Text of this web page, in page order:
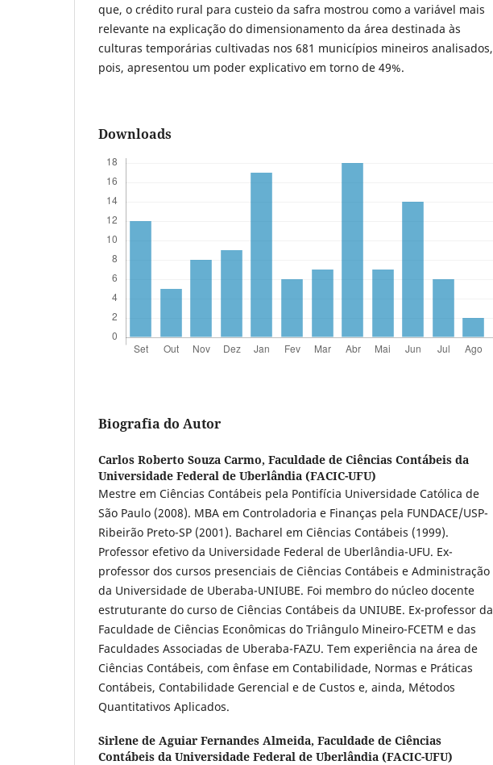
que, o crédito rural para custeio da safra mostrou como a variável mais
relevante na explicação do dimensionamento da área destinada às
culturas temporárias cultivadas nos 681 municípios mineiros analisados,
pois, apresentou um poder explicativo em torno de 49%.
Downloads
Biografia do Autor
Carlos Roberto Souza Carmo, Faculdade de Ciências Contábeis da
Universidade Federal de Uberlândia (FACIC-UFU)
Mestre em Ciências Contábeis pela Pontifícia Universidade Católica de
São Paulo (2008). MBA em Controladoria e Finanças pela FUNDACE/USP-
Ribeirão Preto-SP (2001). Bacharel em Ciências Contábeis (1999).
Professor efetivo da Universidade Federal de Uberlândia-UFU. Ex-
professor dos cursos presenciais de Ciências Contábeis e Administração
da Universidade de Uberaba-UNIUBE. Foi membro do núcleo docente
estruturante do curso de Ciências Contábeis da UNIUBE. Ex-professor da
Faculdade de Ciências Econômicas do Triângulo Mineiro-FCETM e das
Faculdades Associadas de Uberaba-FAZU. Tem experiência na área de
Ciências Contábeis, com ênfase em Contabilidade, Normas e Práticas
Contábeis, Contabilidade Gerencial e de Custos e, ainda, Métodos
Quantitativos Aplicados.
Sirlene de Aguiar Fernandes Almeida, Faculdade de Ciências
Contábeis da Universidade Federal de Uberlândia (FACIC-UFU)